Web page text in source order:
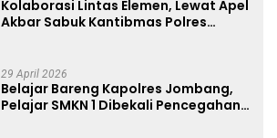
Kolaborasi Lintas Elemen, Lewat Apel
Akbar Sabuk Kantibmas Polres
29 April 2026
Belajar Bareng Kapolres Jombang,
Pelajar SMKN 1 Dibekali Pencegahan